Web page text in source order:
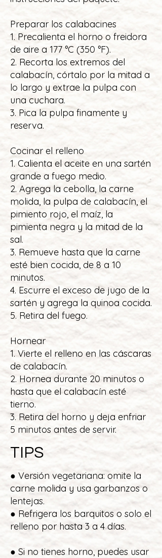
Preparar los calabacines
1. Precalienta el horno o freidora
de aire a 177 °C (350 °F).
2. Recorta los extremos del
calabacín, córtalo por la mitad a
lo largo y extrae la pulpa con
una cuchara.
3. Pica la pulpa finamente y
reserva.
Cocinar el relleno
1. Calienta el aceite en una sartén
grande a fuego medio.
2. Agrega la cebolla, la carne
molida, la pulpa de calabacín, el
pimiento rojo, el maíz, la
pimienta negra y la mitad de la
sal.
3. Remueve hasta que la carne
esté bien cocida, de 8 a 10
minutos.
4. Escurre el exceso de jugo de la
sartén y agrega la quinoa cocida.
5. Retira del fuego.
Hornear
1. Vierte el relleno en las cáscaras
de calabacín.
2. Hornea durante 20 minutos o
hasta que el calabacín esté
tierno.
3. Retira del horno y deja enfriar
5 minutos antes de servir.
TIPS
● Versión vegetariana: omite la
carne molida y usa garbanzos o
lentejas.
● Refrigera los barquitos o solo el
relleno por hasta 3 a 4 días.
● Si no tienes horno, puedes usar